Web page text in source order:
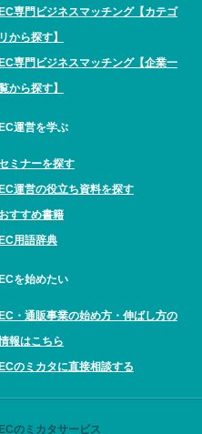
EC専門ビジネスマッチング【カテゴ
リから探す】
EC専門ビジネスマッチング【企業一
から探す】
EC運営を学ぶ
ミナーを探す
EC運営の役立ち資料を探す
おすすめ書籍
EC用語辞典
ECを始めたい
EC・通販事業の始め方・伸ばし方の
報はこちら
ECのミカタに直接相談する
ECのミカタサービス